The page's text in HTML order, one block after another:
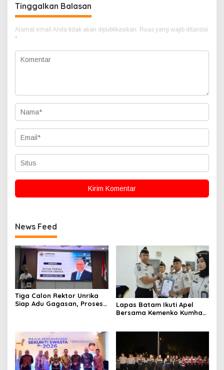
Tinggalkan Balasan
Alamat email Anda tidak akan dipublikasikan. Ruas yang wajib ditandai
*
News Feed
Tiga Calon Rektor Unrika
Siap Adu Gagasan, Proses
Lapas Batam Ikuti Apel
Bersama Kemenko Kumham
Penghargaan Pegawai